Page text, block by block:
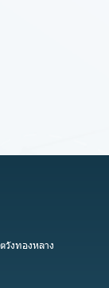
วังทองหลาง